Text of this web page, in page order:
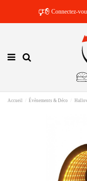
🕫 Connectez-
Accueil Évènements & Déco